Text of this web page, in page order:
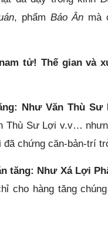
tử! Thế gian và
Như Văn Thù
Thù Sư Lợi v.v…
tăng: Như Xá Lợi
cho hàng tăng chúng
tăng: Những vị đã
chân thiện phàm